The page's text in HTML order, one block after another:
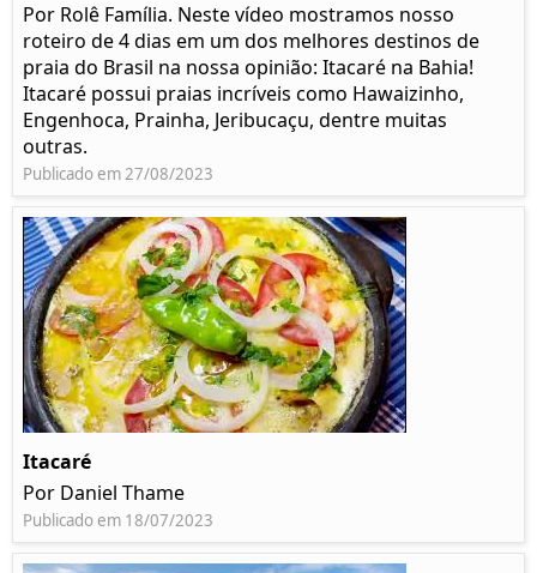
Por Rolê Família. Neste vídeo mostramos nosso
roteiro de 4 dias em um dos melhores destinos de
praia do Brasil na nossa opinião: Itacaré na Bahia!
Itacaré possui praias incríveis como Hawaizinho,
Engenhoca, Prainha, Jeribucaçu, dentre muitas
outras.
Publicado em 27/08/2023
Itacaré
Por Daniel Thame
Publicado em 18/07/2023